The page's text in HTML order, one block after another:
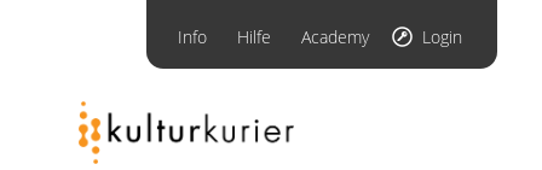
Info Hilfe Academy Login